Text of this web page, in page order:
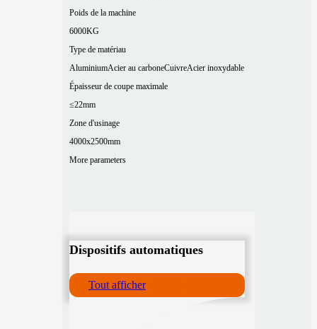
Poids de la machine
6000KG
Type de matériau
AluminiumAcier au carboneCuivreAcier inoxydable
Épaisseur de coupe maximale
≤22mm
Zone d'usinage
4000x2500mm
More parameters
Dispositifs automatiques
Tout afficher